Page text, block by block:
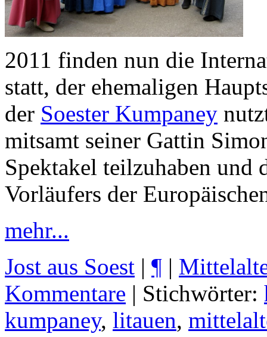
2011 finden nun die
statt, der ehemaligen
der Soester Kumpaney
mitsamt seiner Gattin
Spektakel teilzuhaben
Vorläufers der
mehr...
Jost aus Soest | ¶ |
Kommentare | Stichwörter:
kumpaney, litauen,